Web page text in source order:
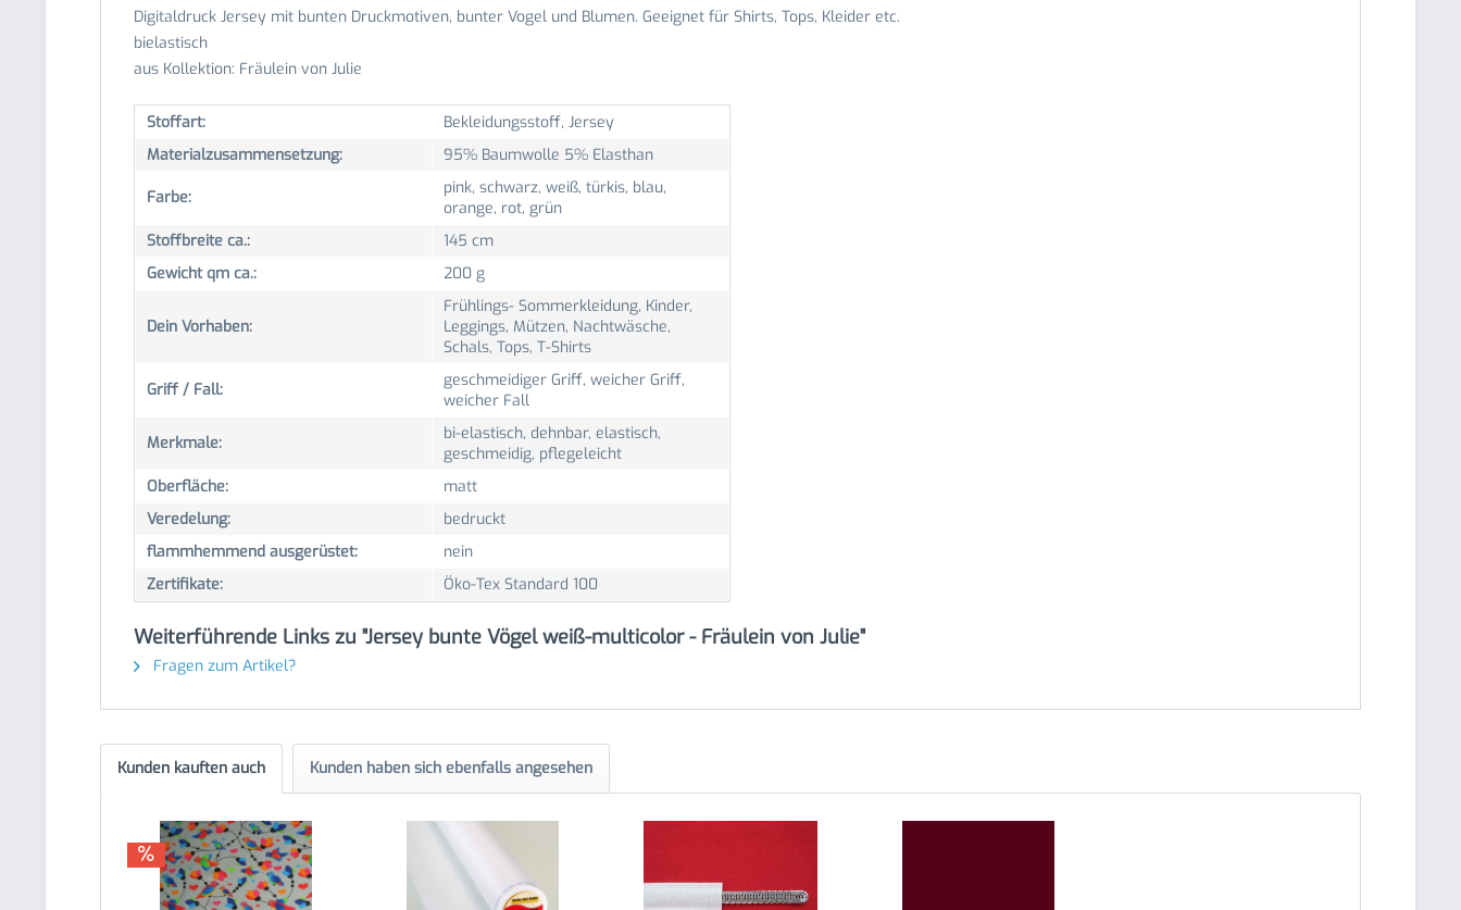
Digitaldruck Jersey mit bunten Druckmotiven, bunter Vogel und Blumen. Geeignet für Shirts, Tops, Kleider etc.
bielastisch
aus Kollektion: Fräulein von Julie
Stoffart:
Bekleidungsstoff, Jersey
Materialzusammensetzung:
95% Baumwolle 5% Elasthan
Farbe:
pink, schwarz, weiß, türkis, blau,
orange, rot, grün
Stoffbreite ca.:
145 cm
Gewicht qm ca.:
200 g
Dein Vorhaben:
Frühlings- Sommerkleidung, Kinder,
Leggings, Mützen, Nachtwäsche,
Schals, Tops, T-Shirts
Griff / Fall:
geschmeidiger Griff, weicher Griff,
weicher Fall
Merkmale:
bi-elastisch, dehnbar, elastisch,
geschmeidig, pflegeleicht
Oberfläche:
matt
Veredelung:
bedruckt
flammhemmend ausgerüstet:
nein
Zertifikate:
Öko-Tex Standard 100
Weiterführende Links zu "Jersey bunte Vögel weiß-multicolor - Fräulein von Julie"
Fragen zum Artikel?
Kunden kauften auch Kunden haben sich ebenfalls angesehen